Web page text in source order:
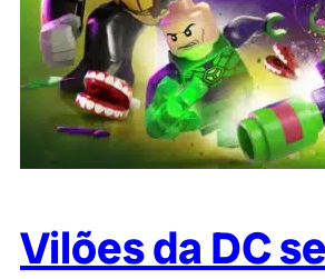
Vilões da DC